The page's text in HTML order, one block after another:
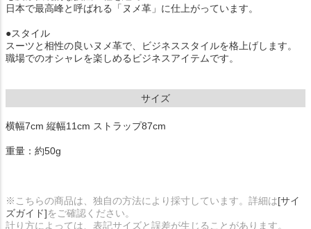
日本で最高峰と呼ばれる「ヌメ革」に仕上がっています。
●スタイル
スーツと相性の良いヌメ革で、ビジネススタイルを格上げします。
職場でのオシャレを楽しめるビジネスアイテムです。
サイズ
横幅7cm 縦幅11cm ストラップ87cm
重量：約50g
※こちらの商品は、独自の方法により採寸しています。詳細は[サイ
ズガイド]をご確認ください。
計り方によっては、表記サイズと誤差が生じることがあります。